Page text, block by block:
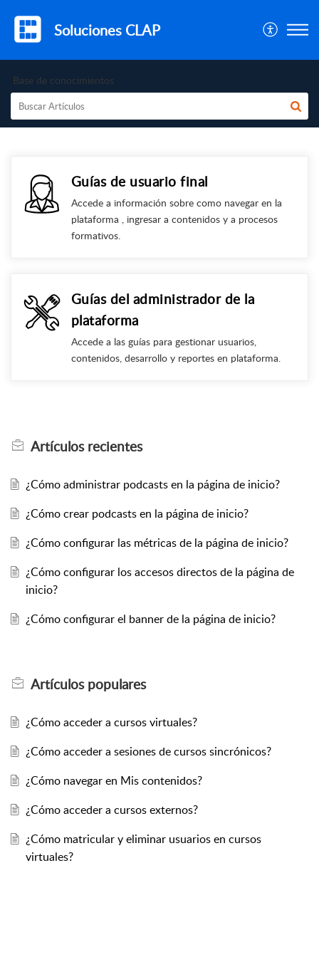
Soluciones CLAP
Base de conocimientos
Guías de usuario final
Accede a información sobre como navegar en la
plataforma , ingresar a contenidos y a procesos
formativos.
Guías del administrador de la
plataforma
Accede a las guías para gestionar usuarios,
contenidos, desarrollo y reportes en plataforma.
Artículosrecientes
¿Cómo administrar podcasts en la página de inicio?
¿Cómo crear podcasts en la página de inicio?
¿Cómo configurar las métricas de la página de inicio?
¿Cómo configurar los accesos directos de la página de
inicio?
¿Cómo configurar el banner de la página de inicio?
Artículospopulares
¿Cómo acceder a cursos virtuales?
¿Cómo acceder a sesiones de cursos sincrónicos?
¿Cómo navegar en Mis contenidos?
¿Cómo acceder a cursos externos?
¿Cómo matricular y eliminar usuarios en cursos
virtuales?